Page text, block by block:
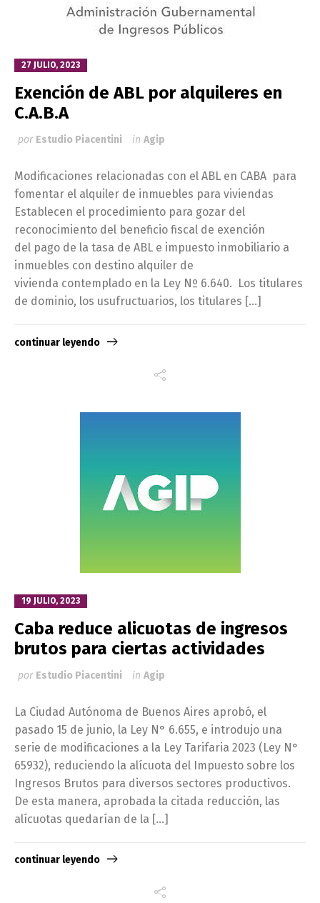
27 JULIO, 2023
Exención de ABL por alquileres en
C.A.B.A
por Estudio Piacentini in Agip
Modificaciones relacionadas con el ABL en CABA para
fomentar el alquiler de inmuebles para viviendas
Establecen el procedimiento para gozar del
reconocimiento del beneficio fiscal de exención
del pago de la tasa de ABL e impuesto inmobiliario a
inmuebles con destino alquiler de
vivienda contemplado en la Ley Nº 6.640. Los titulares
de dominio, los usufructuarios, los titulares […]
continuar leyendo
19 JULIO, 2023
Caba reduce alicuotas de ingresos
brutos para ciertas actividades
por Estudio Piacentini in Agip
La Ciudad Autónoma de Buenos Aires aprobó, el
pasado 15 de junio, la Ley N° 6.655, e introdujo una
serie de modificaciones a la Ley Tarifaria 2023 (Ley N°
65932), reduciendo la alícuota del Impuesto sobre los
Ingresos Brutos para diversos sectores productivos.
De esta manera, aprobada la citada reducción, las
alícuotas quedarían de la […]
continuar leyendo